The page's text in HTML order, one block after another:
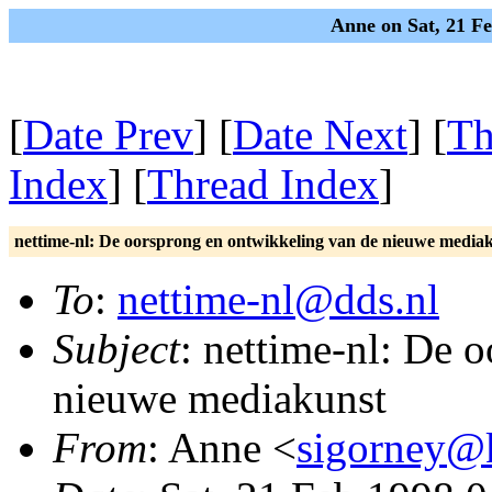
Anne on Sat, 21
[Date Prev] [Date Next] [
Index] [Thread Index]
nettime-nl: De oorsprong en ontwikkeling van de nieuwe
To: nettime-nl@dds.nl
Subject: nettime-nl: De
nieuwe mediakunst
From: Anne <